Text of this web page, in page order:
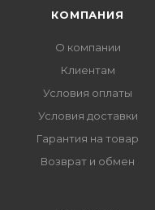
КОМПАНИЯ
О компании
Клиентам
Условия оплаты
Условия доставки
Гарантия на товар
Возврат и обмен